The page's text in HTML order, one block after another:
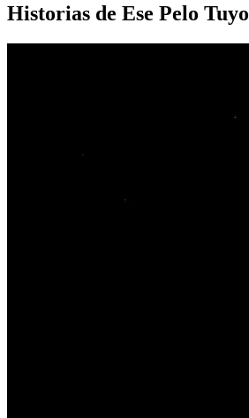
Historias de Ese Pelo Tuyo